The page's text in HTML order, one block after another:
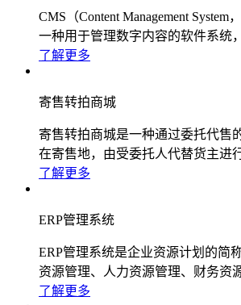
CMS（Content Management System
一种用于管理数字内容的软件系统，
了解更多
寄售转拍商城
寄售转拍商城是一种通过委托代售
在寄售地，由受委托人代替货主进行
了解更多
ERP管理系统
ERP管理系统是企业资源计划的简
资源管理、人力资源管理、财务资源
了解更多